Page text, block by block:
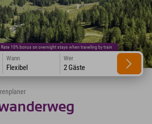
Rate 10% bonus on overnight stays when traveling by train
Wann
Flexibel
Wer
2 Gäste